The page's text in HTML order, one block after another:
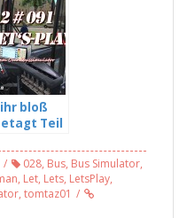
bloß
Teil
028, Bus, Bus Simulator,
, Let, Lets, LetsPlay,
, tomtaz01